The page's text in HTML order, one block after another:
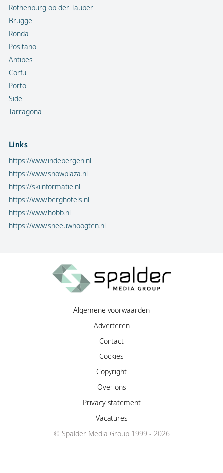
Rothenburg ob der Tauber
Brugge
Ronda
Positano
Antibes
Corfu
Porto
Side
Tarragona
Links
https://www.indebergen.nl
https://www.snowplaza.nl
https://skiinformatie.nl
https://www.berghotels.nl
https://www.hobb.nl
https://www.sneeuwhoogten.nl
Algemene voorwaarden
Adverteren
Contact
Cookies
Copyright
Over ons
Privacy statement
Vacatures
© Spalder Media Group 1999 - 2026